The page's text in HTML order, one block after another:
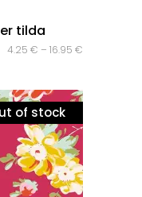
tilda
4.25 € – 16.95 €
of stock